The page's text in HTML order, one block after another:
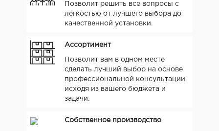
Позволит решить все вопросы с
легкостью от лучшего выбора до
качественной установки.
Ассортимент
Позволит вам в одном месте
сделать лучший выбор на основе
профессиональной консультации
исходя из вашего бюджета и
задачи.
Собственное производство